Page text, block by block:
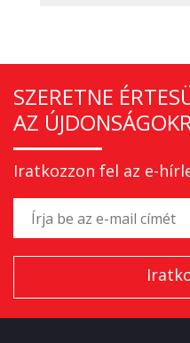
SZERETNE
AZ
Iratkozzon fel az e-